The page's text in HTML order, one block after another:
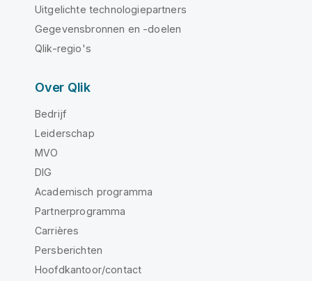
Uitgelichte technologiepartners
Gegevensbronnen en -doelen
Qlik-regio's
Over Qlik
Bedrijf
Leiderschap
MVO
DIG
Academisch programma
Partnerprogramma
Carrières
Persberichten
Hoofdkantoor/contact